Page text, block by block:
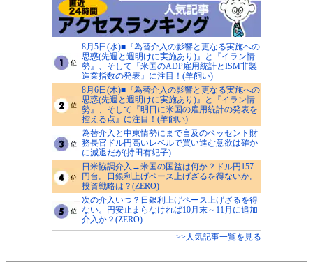
8月5日(水)■『為替介入の影響と更なる実施への
思惑(先週と週明けに実施あり)』と『イラン情
勢』、そして『米国のADP雇用統計とISM非製
造業指数の発表』に注目！(羊飼い)
8月6日(木)■『為替介入の影響と更なる実施への
思惑(先週と週明けに実施あり)』と『イラン情
勢』、そして『明日に米国の雇用統計の発表を
控える点』に注目！(羊飼い)
為替介入と中東情勢にまで言及のベッセント財
務長官ドル円高いレベルで買い進む意欲は確か
に減退だが(持田有紀子)
日米協調介入→米国の国益は何か？ドル円157
円台。日銀利上げペース上げざるを得ないか。
投資戦略は？(ZERO)
次の介入いつ？日銀利上げペース上げざるを得
ない。円安止まらなければ10月末～11月に追加
介入か？(ZERO)
>>人気記事一覧を見る